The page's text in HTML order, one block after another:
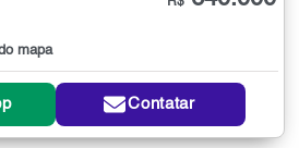
mapa
R$
Contatar